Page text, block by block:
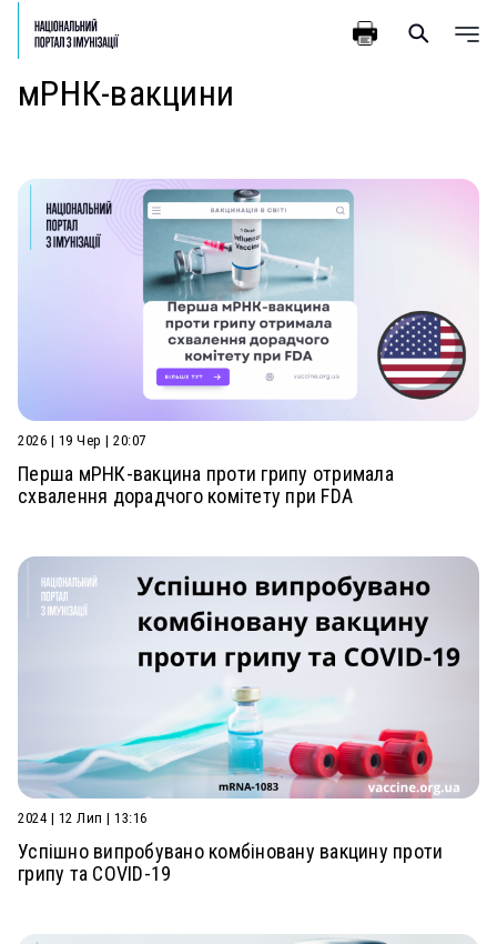
мРНК-вакцини
2026 | 19 Чер | 20:07
Перша мРНК-вакцина проти грипу отримала
схвалення дорадчого комітету при FDA
2024 | 12 Лип | 13:16
Успішно випробувано комбіновану вакцину проти
грипу та COVID-19